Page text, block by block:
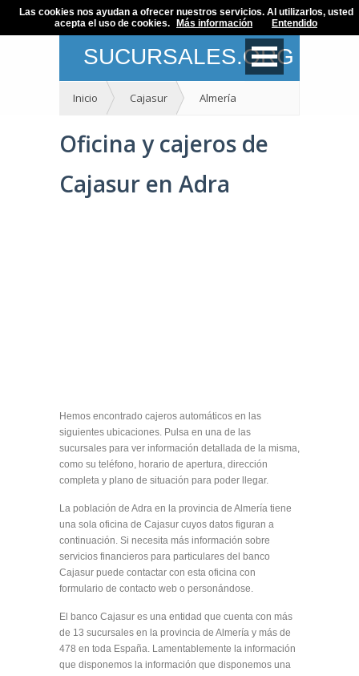
SUCURSALES.ORG
Inicio Cajasur Almería
Oficina y cajeros de
Cajasur en Adra
Hemos encontrado cajeros automáticos en las
siguientes ubicaciones. Pulsa en una de las
sucursales para ver información detallada de la misma,
como su teléfono, horario de apertura, dirección
completa y plano de situación para poder llegar.
La población de Adra en la provincia de Almería tiene
una sola oficina de Cajasur cuyos datos figuran a
continuación. Si necesita más información sobre
servicios financieros para particulares del banco
Cajasur puede contactar con esta oficina con
formulario de contacto web o personándose.
El banco Cajasur es una entidad que cuenta con más
de 13 sucursales en la provincia de Almería y más de
478 en toda España. Lamentablemente la información
que disponemos la información que disponemos una
Las cookies nos ayudan a ofrecer nuestros servicios. Al utilizarlos, usted
acepta el uso de cookies.
Más información Entendido